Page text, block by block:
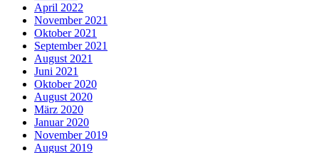
April 2022
November 2021
Oktober 2021
September 2021
August 2021
Juni 2021
Oktober 2020
August 2020
März 2020
Januar 2020
November 2019
August 2019